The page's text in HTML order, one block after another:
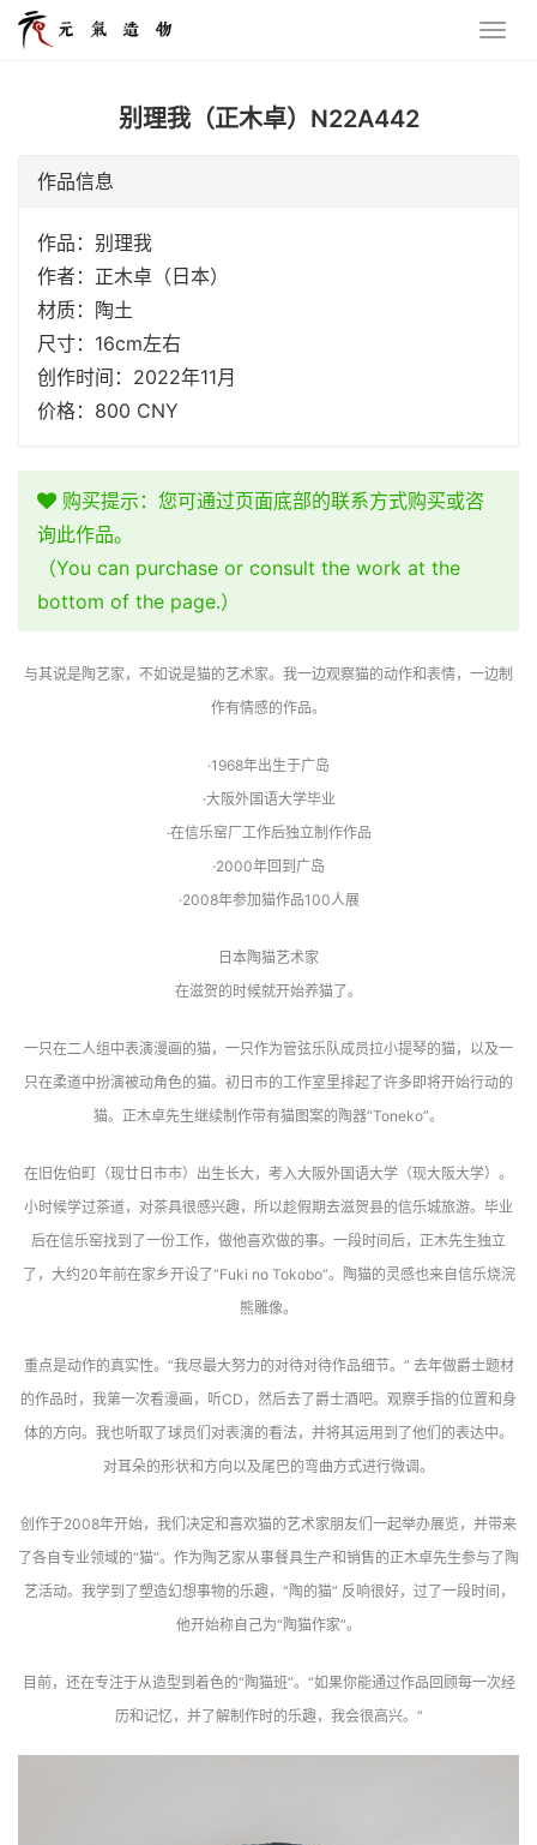
别理我（正木卓）N22A442
作品信息
作品：别理我
作者：正木卓（日本）
材质：陶土
尺寸：16cm左右
创作时间：2022年11月
价格：800 CNY
购买提示：您可通过页面底部的联系方式购买或咨
询此作品。
（You can purchase or consult the work at the
bottom of the page.）
与其说是陶艺家，不如说是猫的艺术家。我一边观察猫的动作和表情，一边制
作有情感的作品。
·1968年出生于广岛
·大阪外国语大学毕业
·在信乐窑厂工作后独立制作作品
·2000年回到广岛
·2008年参加猫作品100人展
日本陶猫艺术家
在滋贺的时候就开始养猫了。
一只在二人组中表演漫画的猫，一只作为管弦乐队成员拉小提琴的猫，以及一
只在柔道中扮演被动角色的猫。初日市的工作室里排起了许多即将开始行动的
猫。正木卓先生继续制作带有猫图案的陶器“Toneko”。
在旧佐伯町（现廿日市市）出生长大，考入大阪外国语大学（现大阪大学）。
小时候学过茶道，对茶具很感兴趣，所以趁假期去滋贺县的信乐城旅游。毕业
后在信乐窑找到了一份工作，做他喜欢做的事。一段时间后，正木先生独立
了，大约20年前在家乡开设了“Fuki no Tokobo”。陶猫的灵感也来自信乐烧浣
熊雕像。
重点是动作的真实性。“我尽最大努力的对待对待作品细节。” 去年做爵士题材
的作品时，我第一次看漫画，听CD，然后去了爵士酒吧。观察手指的位置和身
体的方向。我也听取了球员们对表演的看法，并将其运用到了他们的表达中。
对耳朵的形状和方向以及尾巴的弯曲方式进行微调。
创作于2008年开始，我们决定和喜欢猫的艺术家朋友们一起举办展览，并带来
了各自专业领域的“猫”。作为陶艺家从事餐具生产和销售的正木卓先生参与了陶
艺活动。我学到了塑造幻想事物的乐趣，“陶的猫” 反响很好，过了一段时间，
他开始称自己为“陶猫作家”。
目前，还在专注于从造型到着色的“陶猫班”。“如果你能通过作品回顾每一次经
历和记忆，并了解制作时的乐趣，我会很高兴。”